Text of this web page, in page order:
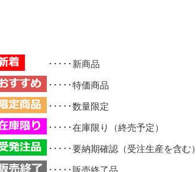
･････新商品
･････特価商品
･････数量限定
･････在庫限り（終売予定）
･････要納期確認（受注生産を含む）
･････販売終了品